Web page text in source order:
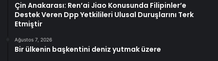
Çin Anakarası: Ren’ai Jiao Konusunda Filipinler’e
Destek Veren Dpp Yetkilileri Ulusal Duruşlarını Terk
Etmiştir
Ağustos 7, 2026
Bir ülkenin başkentini deniz yutmak üzere